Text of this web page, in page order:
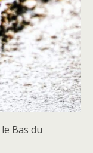
Bas du